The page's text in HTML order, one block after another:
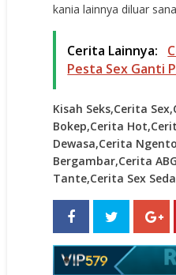
kania lainnya diluar
Cerita Lainnya:
Pesta Sex Ganti
Kisah Seks,Cerita
Bokep,Cerita
Dewasa,Cerita
Bergambar,Cerita
Tante,Cerita Sex